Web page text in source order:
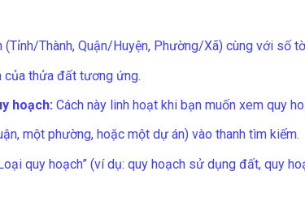
(Tỉnh/Thành, Quận/Huyện, Phường/Xã) cùng với số
của thửa đất tương ứng.
hoạch: Cách này linh hoạt khi bạn muốn xem quy
một phường, hoặc một dự án) vào thanh tìm kiếm.
quy hoạch” (ví dụ: quy hoạch sử dụng đất, quy